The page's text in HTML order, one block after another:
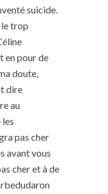
suicide.
le trop
en pour de
doute,
dire
au
les
pas cher
avant vous
cher et à de